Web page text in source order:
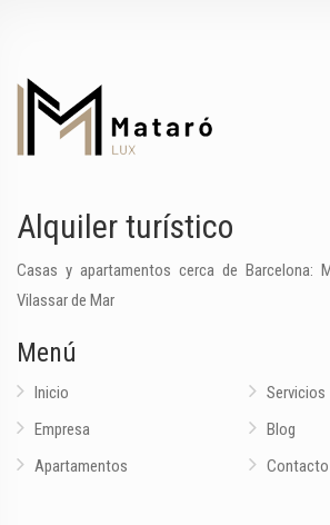
Alquiler turístico
Casas y apartamentos cerca de Barcelona:
Vilassar de Mar
Menú
Inicio
Empresa
Apartamentos
Servicios
Blog
Contacto